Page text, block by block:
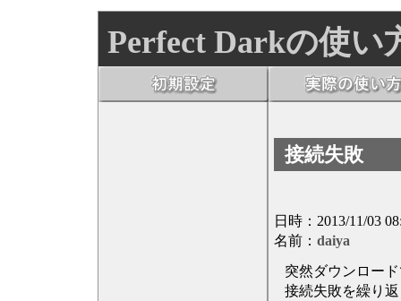
Perfect Darkの使い
接続失敗
日時：2013/11/03
名前： daiya
突然ダウンロー
接続失敗を繰り